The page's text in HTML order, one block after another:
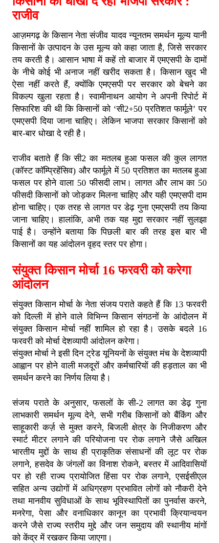
राजीव
आज़मगढ़ के किसान नेता संजीव यादव न्यूनतम समर्थन मूल्य यानी
किसानों के उत्पादन के उस मूल्य को कहा जाता है, जिसे सरकार
तय करती है। आसान भाषा में कहें तो बाजार में एमएसपी के दामों
के नीचे कोई भी अनाज नहीं खरीद सकता है। किसान खुद भी
ऐसा नहीं करते हैं, क्योंकि एमएसपी पर सरकार को बेचने का
विकल्प खुला रहता है। स्वामीनाथन आयोग ने अपनी रिपोर्ट में
सिफारिश की थी कि किसानों को ‘सी2+50 प्रतिशत फार्मूले’ पर
एमएसपी दिया जाना चाहिए। लेकिन भाजपा सरकार किसानों को
बार-बार धोखा दे रही है।
राजीव बताते हैं कि सी2 का मतलब हुआ फसल की कुल लागत
(कॉस्ट कॉम्प्रिहेंसिव) और फार्मूले में 50 प्रतिशत का मतलब हुआ
फसल पर होने वाला 50 फीसदी लाभ। लागत और लाभ का 50
फीसदी किसानों को जोड़कर मिलना चाहिए और यही एमएसपी दाम
होना चाहिए। एक तरह से लागत पर डेढ़ गुना एमएसपी तय किया
जाना चाहिए। हालांकि, अभी तक यह मुद्दा सरकार नहीं सुलझा
पाई है। उन्होंने बताया कि पिछली बार की तरह इस बार भी
किसानों का यह आंदोलन वृहद स्तर पर होगा।
संयुक्त किसान मोर्चा 16 फरवरी को करेगा
आंदोलन
संयुक्त किसान मोर्चा के नेता संजय पराते कहते हैं कि 13 फरवरी
को दिल्ली में होने वाले विभिन्न किसान संगठनों के आंदोलन में
संयुक्त किसान मोर्चा नहीं शामिल हो रहा है। उसके बदले 16
फरवरी को मोर्चा देशव्यापी आंदोलन करेगा।
संयुक्त मोर्चा ने इसी दिन ट्रेड यूनियनों के संयुक्त मंच के देशव्यापी
आह्वान पर होने वाली मजदूरों और कर्मचारियों की हड़ताल का भी
समर्थन करने का निर्णय लिया है।
संजय पराते के अनुसार, फसलों के सी-2 लागत का डेढ़ गुना
लाभकारी समर्थन मूल्य देने, सभी गरीब किसानों को बैंकिंग और
साहूकारी कर्ज़ से मुक्त करने, बिजली क्षेत्र के निजीकरण और
स्मार्ट मीटर लगाने की परियोजना पर रोक लगाने जैसे अखिल
भारतीय मुद्दों के साथ ही प्राकृतिक संसाधनों की लूट पर रोक
लगाने, हसदेव के जंगलों का विनाश रोकने, बस्तर में आदिवासियों
पर हो रही राज्य प्रायोजित हिंसा पर रोक लगाने, एसईसीएल
सहित अन्य उद्योगों में अधिग्रहण प्रभावित लोगों को नौकरी देने
तथा मानवीय सुविधाओं के साथ भूविस्थापितों का पुनर्वास करने,
मनरेगा, पेसा और वनाधिकार कानून का प्रभावी क्रियान्वयन
करने जैसे राज्य स्तरीय मुद्दे और जन समुदाय की स्थानीय मांगों
को केंद्र में रखकर किया जाएगा।